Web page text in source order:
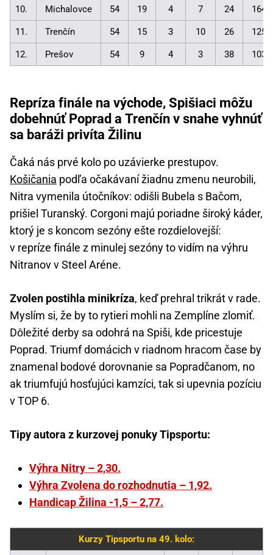
10. Michalovce 54 19 4 7 24
11. Trenčín 54 15 3 10 26
12. Prešov 54 9 4 3 38
Repríza finále na východe, Spišiaci môžu
dobehnúť Poprad a Trenčín v snahe vyhnúť
sa baráži privíta Žilinu
Čaká nás prvé kolo po uzávierke prestupov.
Košičania podľa očakávaní žiadnu zmenu neurobili,
Nitra vymenila útočníkov: odišli Bubela s Bačom,
prišiel Turanský. Corgoni majú poriadne široký káder,
ktorý je s koncom sezóny ešte rozdielovejší:
v repríze finále z minulej sezóny to vidím na výhru
Nitranov v Steel Aréne.
Zvolen postihla minikríza, keď prehral trikrát v rade.
Myslím si, že by to rytieri mohli na Zemplíne zlomiť.
Dôležité derby sa odohrá na Spiši, kde pricestuje
Poprad. Triumf domácich v riadnom hracom čase by
znamenal bodové dorovnanie sa Popradčanom, no
ak triumfujú hosťujúci kamzíci, tak si upevnia pozíciu
v TOP 6.
Tipy autora z kurzovej ponuky Tipsportu:
Výhra Nitry – 2,30.
Výhra Zvolena do rozhodnutia – 1,92.
Handicap Žilina -1,5 – 2,77.
Kurzy Tipsportu na 49. kolo: